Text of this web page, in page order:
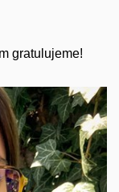
gratulujeme!